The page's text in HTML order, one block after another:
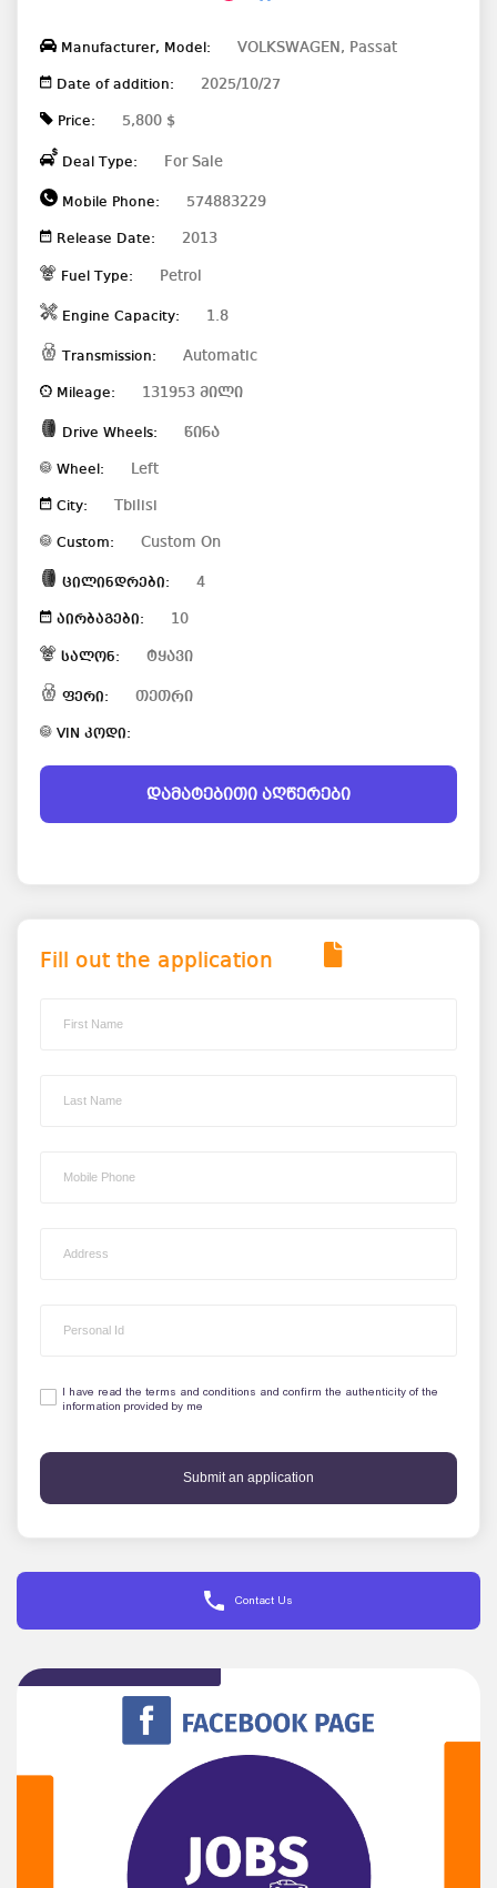
Manufacturer, Model: VOLKSWAGEN, Passat
Date of addition: 2025/10/27
Price: 5,800 $
Deal Type: For Sale
Mobile Phone: 574883229
Release Date: 2013
Fuel Type: Petrol
Engine Capacity: 1.8
Transmission: Automatic
Mileage: 131953 მილი
Drive Wheels: წინა
Wheel: Left
City: Tbilisi
Custom: Custom On
ცილინდრები: 4
აირბაგები: 10
სალონ: ტყავი
ფერი: თეთრი
VIN კოდი:
დამატებითი აღწერები
Fill out the application
I have read the terms and conditions and confirm the authenticity of the
information provided by me
Submit an application
Contact Us